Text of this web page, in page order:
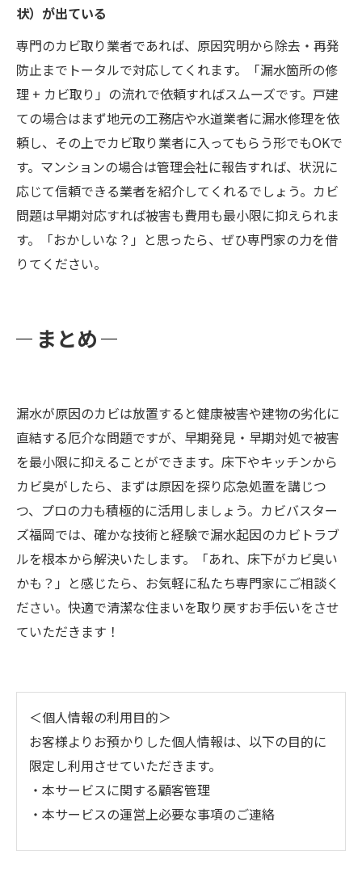
状）が出ている
専門のカビ取り業者であれば、原因究明から除去・再発
防止までトータルで対応してくれます。「漏水箇所の修
理 + カビ取り」の流れで依頼すればスムーズです。戸建
ての場合はまず地元の工務店や水道業者に漏水修理を依
頼し、その上でカビ取り業者に入ってもらう形でもOKで
す。マンションの場合は管理会社に報告すれば、状況に
応じて信頼できる業者を紹介してくれるでしょう。カビ
問題は早期対応すれば被害も費用も最小限に抑えられま
す。「おかしいな？」と思ったら、ぜひ専門家の力を借
りてください。
まとめ
漏水が原因のカビは放置すると健康被害や建物の劣化に
直結する厄介な問題ですが、早期発見・早期対処で被害
を最小限に抑えることができます。床下やキッチンから
カビ臭がしたら、まずは原因を探り応急処置を講じつ
つ、プロの力も積極的に活用しましょう。カビバスター
ズ福岡では、確かな技術と経験で漏水起因のカビトラブ
ルを根本から解決いたします。「あれ、床下がカビ臭い
かも？」と感じたら、お気軽に私たち専門家にご相談く
ださい。快適で清潔な住まいを取り戻すお手伝いをさせ
ていただきます！
＜個人情報の利用目的＞
お客様よりお預かりした個人情報は、以下の目的に
限定し利用させていただきます。
・本サービスに関する顧客管理
・本サービスの運営上必要な事項のご連絡